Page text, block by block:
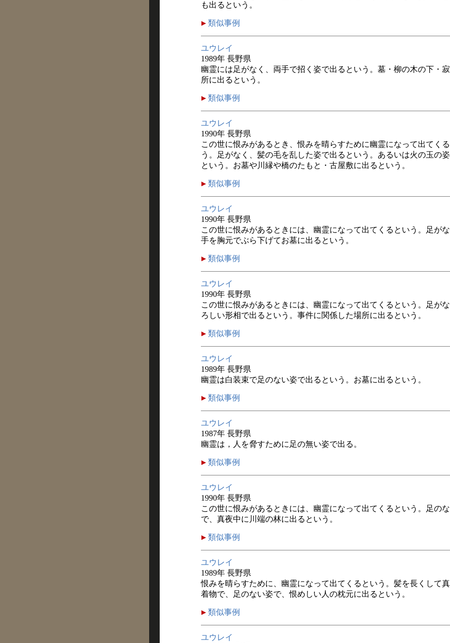
も出るという。
類似事例
ユウレイ
1989年 長野県
幽霊には足がなく、両手で招く姿で出るという。墓・柳の木の下・
所に出るという。
類似事例
ユウレイ
1990年 長野県
この世に恨みがあるとき、恨みを晴らすために幽霊になって出てく
う。足がなく、髪の毛を乱した姿で出るという。あるいは火の玉の
という。お墓や川縁や橋のたもと・古屋敷に出るという。
類似事例
ユウレイ
1990年 長野県
この世に恨みがあるときには、幽霊になって出てくるという。足が
手を胸元でぶら下げてお墓に出るという。
類似事例
ユウレイ
1990年 長野県
この世に恨みがあるときには、幽霊になって出てくるという。足が
ろしい形相で出るという。事件に関係した場所に出るという。
類似事例
ユウレイ
1989年 長野県
幽霊は白装束で足のない姿で出るという。お墓に出るという。
類似事例
ユウレイ
1987年 長野県
幽霊は，人を脅すために足の無い姿で出る。
類似事例
ユウレイ
1990年 長野県
この世に恨みがあるときには、幽霊になって出てくるという。足の
で、真夜中に川端の林に出るという。
類似事例
ユウレイ
1989年 長野県
恨みを晴らすために、幽霊になって出てくるという。髪を長くして
着物で、足のない姿で、恨めしい人の枕元に出るという。
類似事例
ユウレイ